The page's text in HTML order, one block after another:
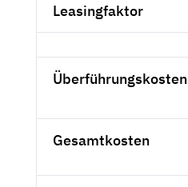
Leasingfaktor
Überführungskosten
Gesamtkosten